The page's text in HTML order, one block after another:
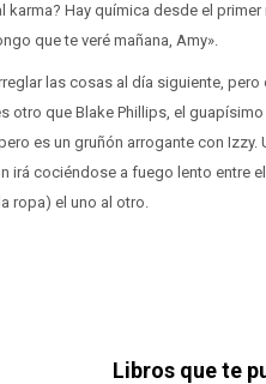
karma? Hay química desde el
que te veré mañana, Amy».
las cosas al día siguiente,
otro que Blake Phillips, el
es un gruñón arrogante con
irá cociéndose a fuego lento entre
ropa) el uno al otro.
Libros que te